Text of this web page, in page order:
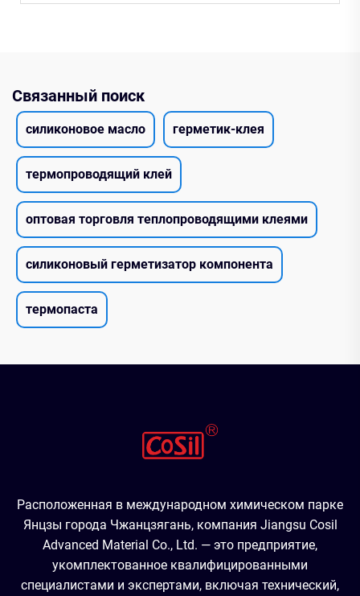
Связанный поиск
силиконовое масло герметик-клея
термопроводящий клей
оптовая торговля теплопроводящими клеями
силиконовый герметизатор компонента
термопаста
Расположенная в международном химическом парке
Янцзы города Чжанцзягань, компания Jiangsu Cosil
Advanced Material Co., Ltd. — это предприятие,
укомплектованное квалифицированными
специалистами и экспертами, включая технический,